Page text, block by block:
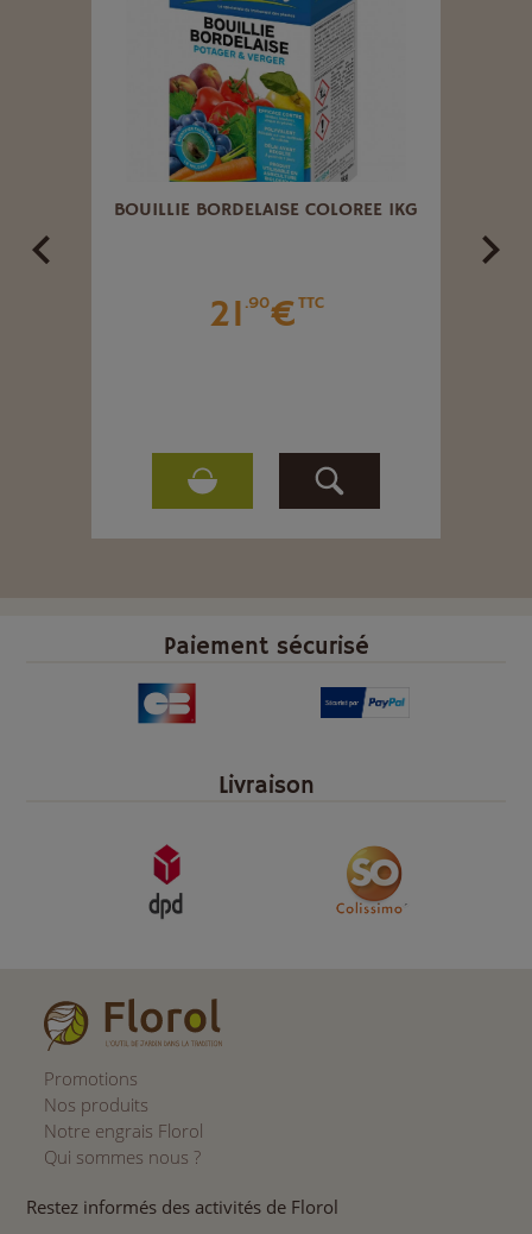
BOUILLIE BORDELAISE COLOREE 1KG
21 .90€TTC
Paiement sécurisé
Livraison
Promotions
Nos produits
Notre engrais Florol
Qui sommes nous ?
Restez informés des activités de Florol